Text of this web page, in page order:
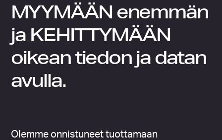
MYYMÄÄNenemmän
ja KEHITTYMÄÄN
oikean tiedon ja datan
avulla.
Olemme onnistuneet tuottamaan